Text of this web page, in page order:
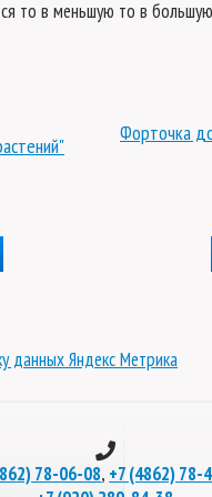
то в меньшую то в
Форточка
данных Яндекс Метрика
78-06-08, +7 (4862) 78-